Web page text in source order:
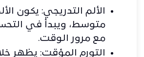
الألم التدريجي: يكون
متوسط، ويبدأ في
مع مرور الوقت.
التورم المؤقت: يظهر